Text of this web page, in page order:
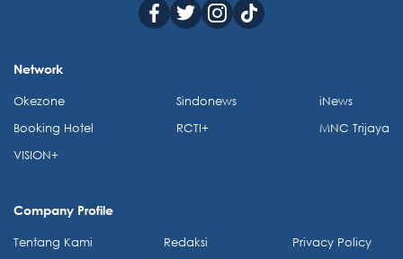
Network
Okezone
Booking Hotel
VISION+
Sindonews
RCTI+
iNews
MNC Trijaya
Company Profile
Tentang Kami Redaksi Privacy Policy